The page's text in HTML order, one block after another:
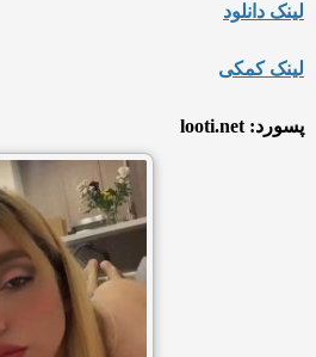
لینک دانلود
لینک کمکی
پسورد: looti.net